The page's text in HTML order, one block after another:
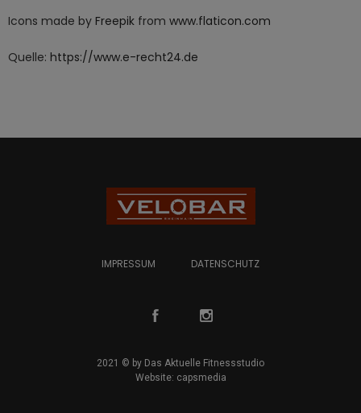
Icons made by Freepik from www.flaticon.com
Quelle: https://www.e-recht24.de
IMPRESSUM DATENSCHUTZ
2021 © by Das Aktuelle Fitnessstudio
Website: capsmedia